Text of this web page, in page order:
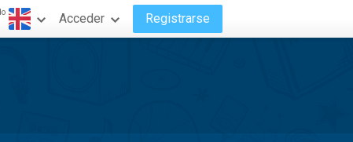
Acceder Registrarse